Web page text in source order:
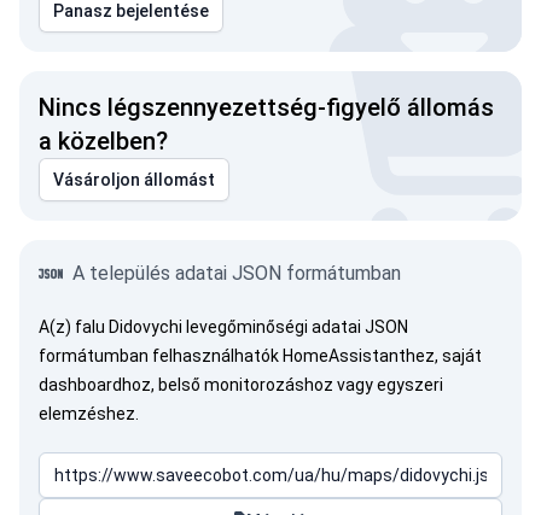
Panasz bejelentése
Nincs légszennyezettség-figyelő állomás
a közelben?
Vásároljon állomást
A település adatai JSON formátumban
A(z) falu Didovychi levegőminőségi adatai JSON
formátumban felhasználhatók HomeAssistanthez, saját
dashboardhoz, belső monitorozáshoz vagy egyszeri
elemzéshez.